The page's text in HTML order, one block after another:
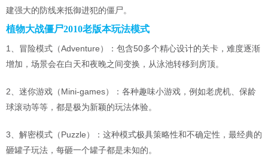
建强大的防线来抵御进犯的僵尸。
植物大战僵尸2010老版本玩法模式
1、冒险模式（Adventure）：包含50多个精心设计的关卡，难度逐渐
增加，场景会在白天和夜晚之间变换，从泳池转移到房顶。
2、迷你游戏（Mini-games）：各种趣味小游戏，例如老虎机、保龄
球滚动等等，都是极为新颖的玩法体验。
3、解密模式（Puzzle）：这种模式极具策略性和不确定性，最经典的
砸罐子玩法，每砸一个罐子都是未知的。